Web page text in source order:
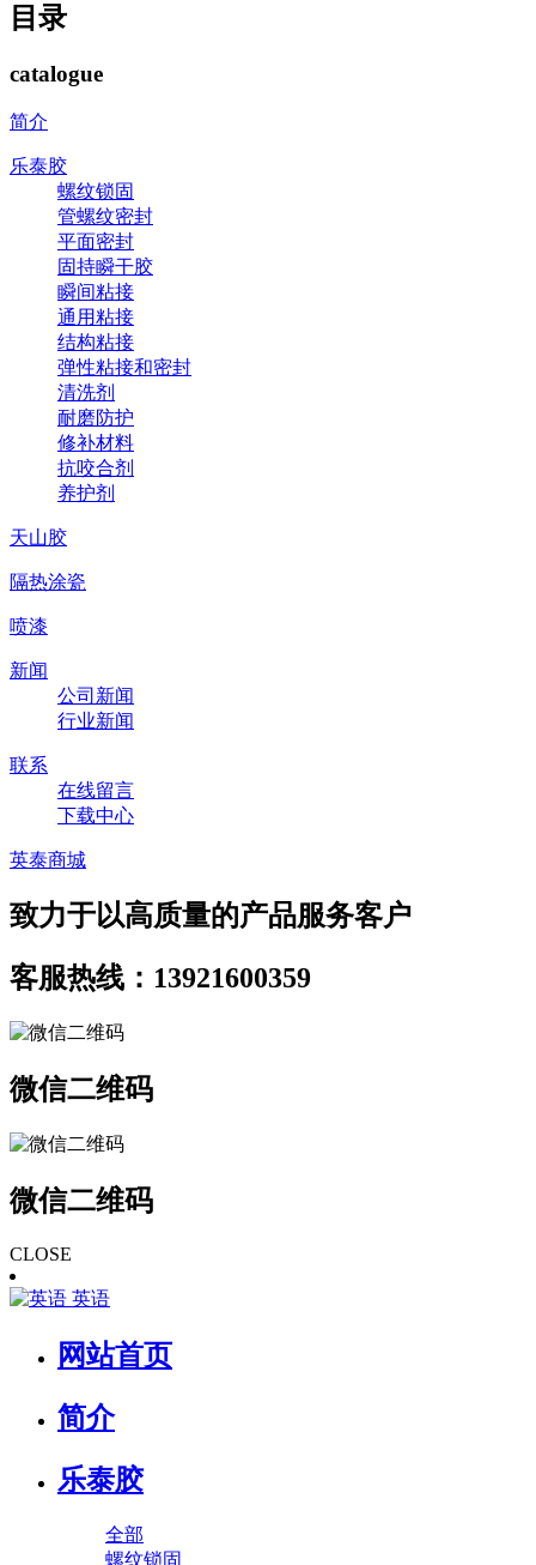
目录
catalogue
简介
乐泰胶
螺纹锁固
管螺纹密封
平面密封
固持瞬干胶
瞬间粘接
通用粘接
结构粘接
弹性粘接和密封
清洗剂
耐磨防护
修补材料
抗咬合剂
养护剂
天山胶
隔热涂瓷
喷漆
新闻
公司新闻
行业新闻
联系
在线留言
下载中心
英泰商城
致力于以高质量的产品服务客户
客服热线：13921600359
微信二维码
微信二维码
CLOSE
英语
网站首页
简介
乐泰胶
全部
螺纹锁固